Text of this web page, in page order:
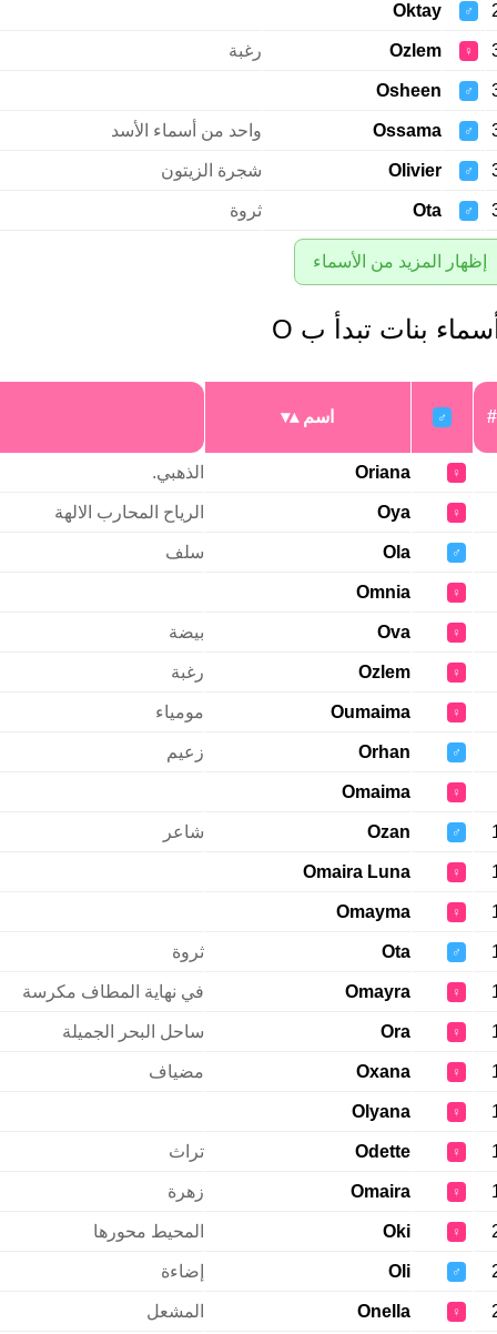
♂
Oktay
♀
Ozlem رغبة
♂
Osheen
♂
Ossama واحد من أسماء الأسد
♂
Olivier شجرة الزيتون
♂
Ota ثروة
إظهار المزيد من الأسماء
أسماء بنات تبدأ ب O
#
♂ اسم
♀
Oriana الذهبي.
♀
Oya الرياح المحارب الالهة
♂
Ola سلف
♀
Omnia
♀
Ova بيضة
♀
Ozlem رغبة
♀
Oumaima مومياء
♂
Orhan زعيم
♀
Omaima
♂
Ozan شاعر
♀
Omaira Luna
♀
Omayma
♂
Ota ثروة
♀
Omayra في نهاية المطاف مكرسة
♀
Ora ساحل البحر الجميلة
♀
Oxana مضياف
♀
Olyana
♀
Odette تراث
♀
Omaira زهرة
♀
Oki المحيط محورها
♂
Oli إضاءة
♀
Onella المشعل